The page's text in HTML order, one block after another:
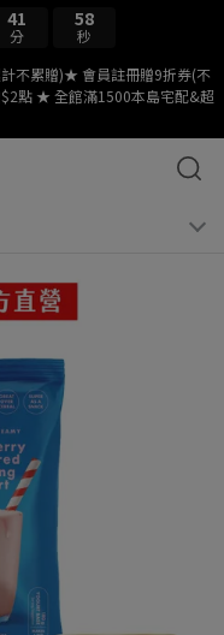
41
分
57
秒
不累贈)★ 會員註冊贈9折券(不
點 ★ 全館滿1500本島宅配&超